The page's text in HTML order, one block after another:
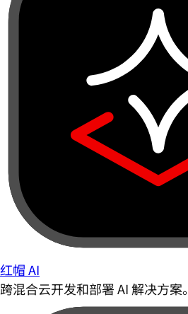
红帽 AI
跨混合云开发和部署 AI 解决方案。